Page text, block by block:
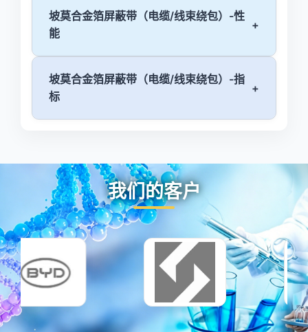
坡莫合金箔屏蔽带（电缆/线束绕包）-性
能
+
坡莫合金箔屏蔽带（电缆/线束绕包）-指
标
+
我们的客户